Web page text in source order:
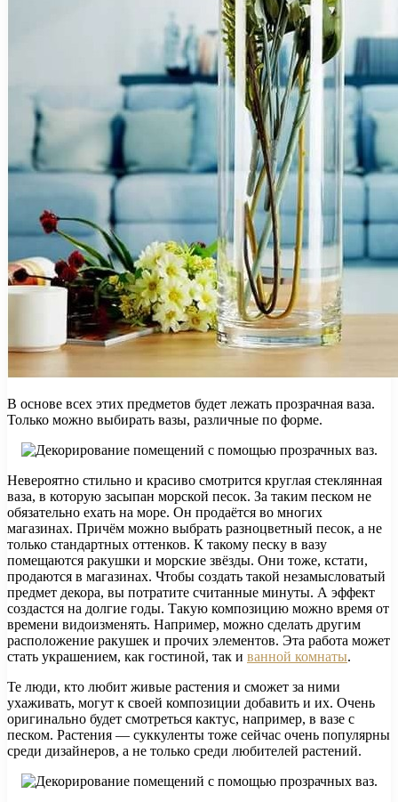
В основе всех этих предметов будет лежать прозрачная ваза.
Только можно выбирать вазы, различные по форме.
Невероятно стильно и красиво смотрится круглая стеклянная
ваза, в которую засыпан морской песок. За таким песком не
обязательно ехать на море. Он продаётся во многих
магазинах. Причём можно выбрать разноцветный песок, а не
только стандартных оттенков. К такому песку в вазу
помещаются ракушки и морские звёзды. Они тоже, кстати,
продаются в магазинах. Чтобы создать такой незамысловатый
предмет декора, вы потратите считанные минуты. А эффект
создастся на долгие годы. Такую композицию можно время от
времени видоизменять. Например, можно сделать другим
расположение ракушек и прочих элементов. Эта работа может
стать украшением, как гостиной, так и ванной комнаты.
Те люди, кто любит живые растения и сможет за ними
ухаживать, могут к своей композиции добавить и их. Очень
оригинально будет смотреться кактус, например, в вазе с
песком. Растения — суккуленты тоже сейчас очень популярны
среди дизайнеров, а не только среди любителей растений.